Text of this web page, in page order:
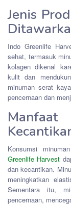
Jenis
Indo Greenlife
sehat, termasuk
kolagen dikenal
kulit dan
minuman serat
pencernaan dan
Konsumsi
Greenlife Harvest
dan kecantikan.
meningkatkan
Sementara itu,
pencernaan,